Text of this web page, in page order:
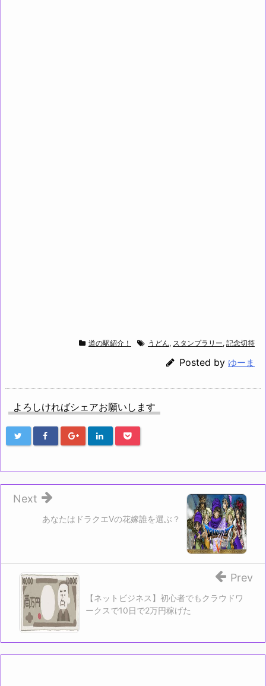
道の駅紹介！ うどん, スタンプラリー, 記念切符
Posted by ゆーま
よろしければシェアお願いします
あなたはドラクエVの花嫁誰を選ぶ？
Next
【ネットビジネス】初心者でもクラウドワ
ークスで10日で2万円稼げた
Prev